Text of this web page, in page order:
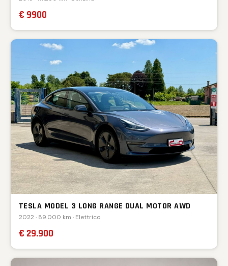
€ 9900
TESLA MODEL 3 LONG RANGE DUAL MOTOR AWD
2022 · 89.000 km · Elettrico
€ 29.900